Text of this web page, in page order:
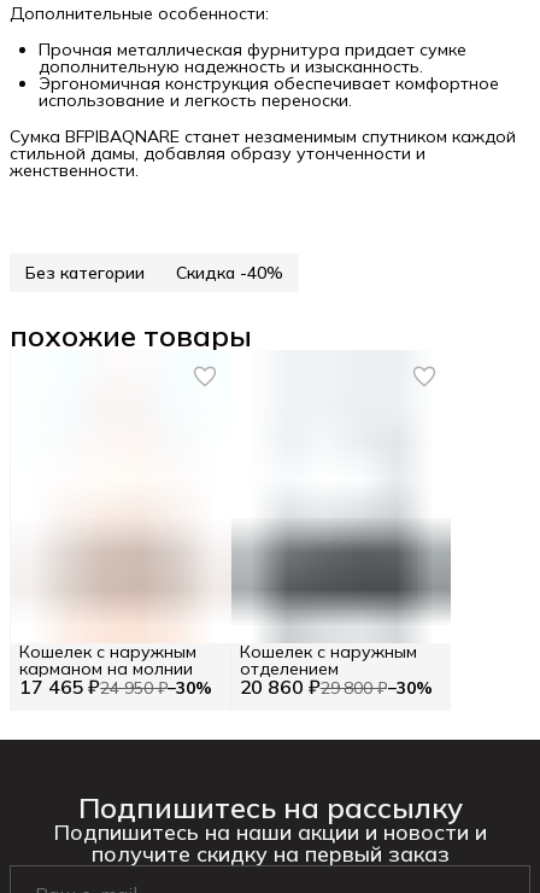
Дополнительные особенности:
Прочная металлическая фурнитура придает сумке
дополнительную надежность и изысканность.
Эргономичная конструкция обеспечивает комфортное
использование и легкость переноски.
Сумка BFPIBAQNARE станет незаменимым спутником каждой
стильной дамы, добавляя образу утонченности и
женственности.
Без категории Скидка -40%
похожие товары
17 465 ₽24 950 ₽−30%
Кошелек с наружным
карманом на молнии
20 860 ₽29 800 ₽−30%
Кошелек с наружным
отделением
Подпишитесь на рассылку
Подпишитесь на наши акции и новости и
получите скидку на первый заказ